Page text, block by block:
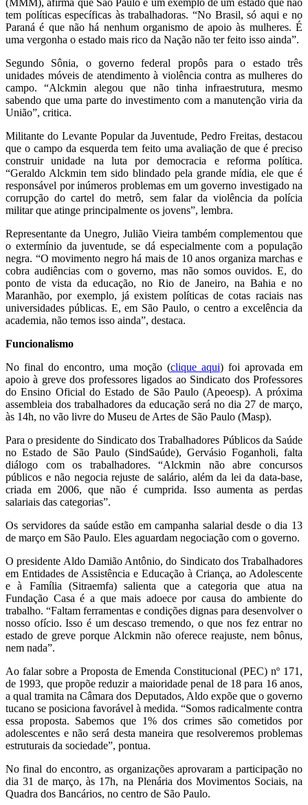
tem políticas específicas às trabalhadoras. “No Brasil, só aqui e no
Paraná é que não há nenhum organismo de apoio às mulheres. É
uma vergonha o estado mais rico da Nação não ter feito isso ainda”.
Segundo Sônia, o governo federal propôs para o estado três
unidades móveis de atendimento à violência contra as mulheres do
campo. “Alckmin alegou que não tinha infraestrutura, mesmo
sabendo que uma parte do investimento com a manutenção viria da
União”, critica.
Militante do Levante Popular da Juventude, Pedro Freitas, destacou
que o campo da esquerda tem feito uma avaliação de que é preciso
construir unidade na luta por democracia e reforma política.
“Geraldo Alckmin tem sido blindado pela grande mídia, ele que é
responsável por inúmeros problemas em um governo investigado na
corrupção do cartel do metrô, sem falar da violência da polícia
militar que atinge principalmente os jovens”, lembra.
Representante da Unegro, Julião Vieira também complementou que
o extermínio da juventude, se dá especialmente com a população
negra. “O movimento negro há mais de 10 anos organiza marchas e
cobra audiências com o governo, mas não somos ouvidos. E, do
ponto de vista da educação, no Rio de Janeiro, na Bahia e no
Maranhão, por exemplo, já existem políticas de cotas raciais nas
universidades públicas. E, em São Paulo, o centro a excelência da
academia, não temos isso ainda”, destaca.
Funcionalismo
No final do encontro, uma moção (clique aqui) foi aprovada em
apoio à greve dos professores ligados ao Sindicato dos Professores
do Ensino Oficial do Estado de São Paulo (Apeoesp). A próxima
assembleia dos trabalhadores da educação será no dia 27 de março,
às 14h, no vão livre do Museu de Artes de São Paulo (Masp).
Para o presidente do Sindicato dos Trabalhadores Públicos da Saúde
no Estado de São Paulo (SindSaúde), Gervásio Foganholi, falta
diálogo com os trabalhadores. “Alckmin não abre concursos
públicos e não negocia rejuste de salário, além da lei da data-base,
criada em 2006, que não é cumprida. Isso aumenta as perdas
salariais das categorias”.
Os servidores da saúde estão em campanha salarial desde o dia 13
de março em São Paulo. Eles aguardam negociação com o governo.
O presidente Aldo Damião Antônio, do Sindicato dos Trabalhadores
em Entidades de Assistência e Educação à Criança, ao Adolescente
e à Família (Sitraemfa) salienta que a categoria que atua na
Fundação Casa é a que mais adoece por causa do ambiente do
trabalho. “Faltam ferramentas e condições dignas para desenvolver o
nosso ofício. Isso é um descaso tremendo, o que nos fez entrar no
estado de greve porque Alckmin não oferece reajuste, nem bônus,
nem nada”.
Ao falar sobre a Proposta de Emenda Constitucional (PEC) nº 171,
de 1993, que propõe reduzir a maioridade penal de 18 para 16 anos,
a qual tramita na Câmara dos Deputados, Aldo expõe que o governo
tucano se posiciona favorável à medida. “Somos radicalmente contra
essa proposta. Sabemos que 1% dos crimes são cometidos por
adolescentes e não será desta maneira que resolveremos problemas
estruturais da sociedade”, pontua.
No final do encontro, as organizações aprovaram a participação no
dia 31 de março, às 17h, na Plenária dos Movimentos Sociais, na
Quadra dos Bancários, no centro de São Paulo.